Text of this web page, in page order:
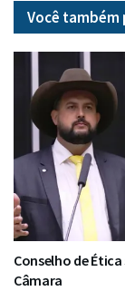
Você também
Conselho de
Câmara